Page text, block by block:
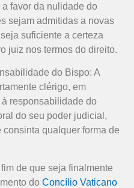
favor da nulidade do
sejam admitidas a novas
suficiente a certeza
juiz nos termos do direito.
do Bispo: A
clérigo, em
responsabilidade do
do seu poder judicial,
qualquer forma de
fim de que seja finalmente
do Concílio Vaticano